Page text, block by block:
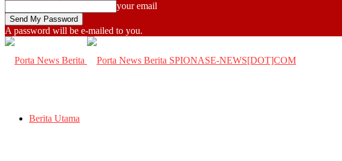
your email
A password will be e-mailed to you.
SPIONASE-NEWS[DOT]COM
Berita Utama